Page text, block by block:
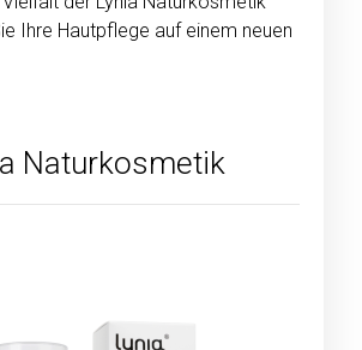
Ihre Hautpflege auf einem neuen
Naturkosmetik